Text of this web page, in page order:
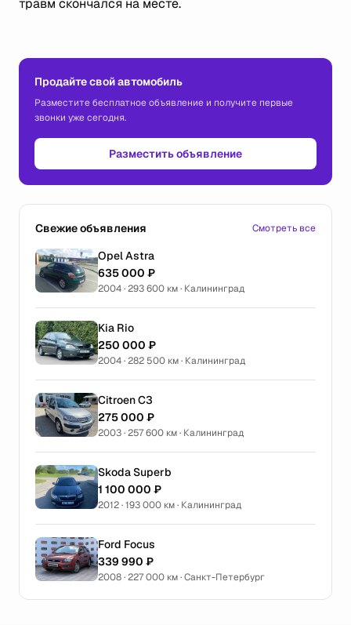
травм скончался на месте.
Продайте свой автомобиль
Разместите бесплатное объявление и получите первые
звонки уже сегодня.
Разместить объявление
Свежие объявления Смотреть все
Opel Astra
635 000 ₽
2004 · 293 600 км · Калининград
Kia Rio
250 000 ₽
2004 · 282 500 км · Калининград
Citroen C3
275 000 ₽
2003 · 257 600 км · Калининград
Skoda Superb
1 100 000 ₽
2012 · 193 000 км · Калининград
Ford Focus
339 990 ₽
2008 · 227 000 км · Санкт-Петербург